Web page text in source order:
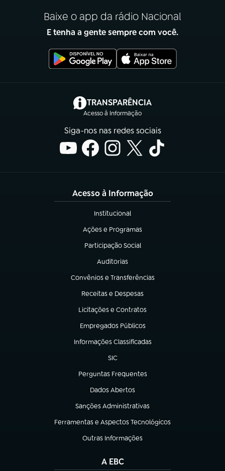
Baixe o app da rádio Nacional
E tenha a gente sempre com você.
TRANSPARÊNCIA
Acesso à Informação
(abre em nova aba)
Siga-nos nas redes sociais
Acesso à Informação
Institucional
(abre em nova aba)
Ações e Programas
(abre em nova aba)
Participação Social
(abre em nova aba)
Auditorias
(abre em nova aba)
Convênios e Transferências
(abre em nova aba)
Receitas e Despesas
(abre em nova aba)
Licitações e Contratos
(abre em nova aba)
Empregados Públicos
(abre em nova aba)
Informações Classificadas
(abre em nova aba)
SIC
(abre em nova aba)
Perguntas Frequentes
(abre em nova aba)
Dados Abertos
(abre em nova aba)
Sanções Administrativas
(abre em nova aba)
Ferramentas e Aspectos Tecnológicos
(abre em nova aba)
Outras Informações
(abre em nova aba)
A EBC